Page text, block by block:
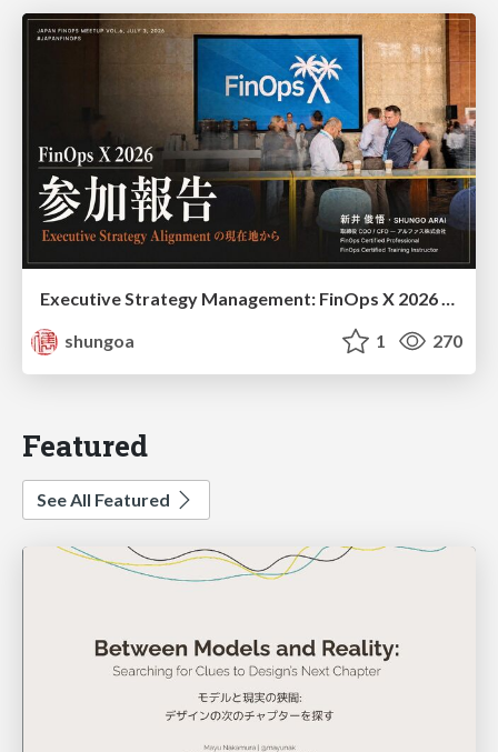
shungoa
1 270
Featured
See All Featured